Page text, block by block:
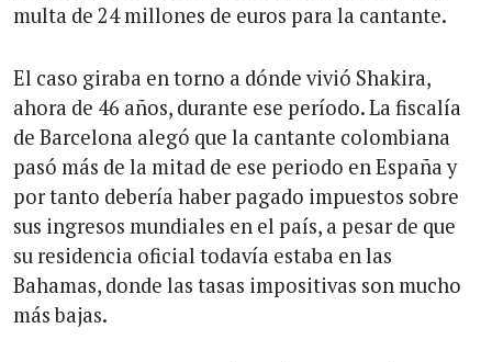
multa de 24 millones de euros para la cantante.
El caso giraba en torno a dónde vivió Shakira,
ahora de 46 años, durante ese período. La fiscalía
de Barcelona alegó que la cantante colombiana
pasó más de la mitad de ese periodo en España y
por tanto debería haber pagado impuestos sobre
sus ingresos mundiales en el país, a pesar de que
su residencia oficial todavía estaba en las
Bahamas, donde las tasas impositivas son mucho
más bajas.